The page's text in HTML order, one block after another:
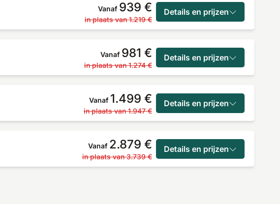
Vanaf 939 €
in plaats van 1.219 €
Details en prijzen
Vanaf 981 €
in plaats van 1.274 €
Details en prijzen
Vanaf 1.499 €
in plaats van 1.947 €
Details en prijzen
Vanaf 2.879 €
in plaats van 3.739 €
Details en prijzen